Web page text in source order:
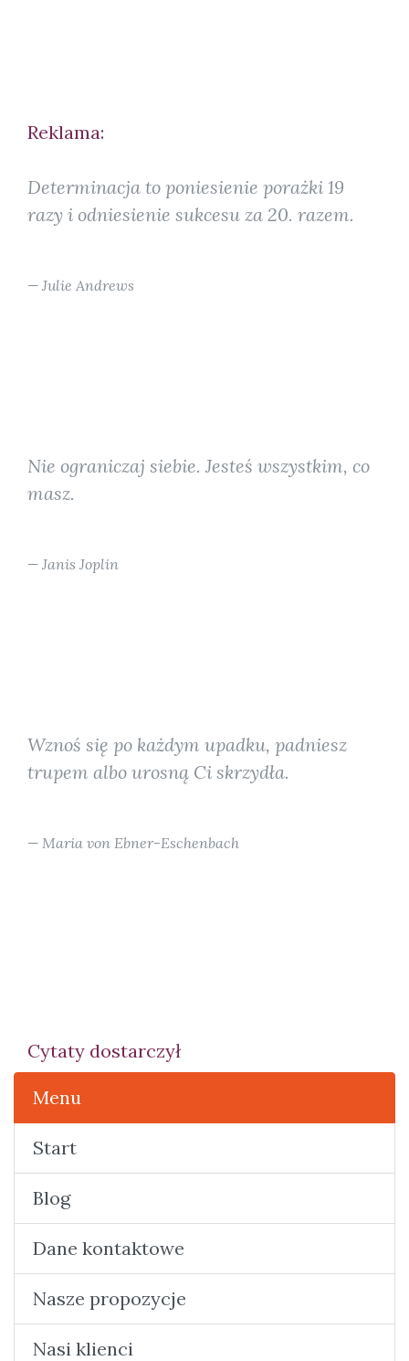
Reklama:
Determinacja to poniesienie porażki 19
razy i odniesienie sukcesu za 20. razem.
Julie Andrews
Nie ograniczaj siebie. Jesteś wszystkim, co
masz.
Janis Joplin
Wznoś się po każdym upadku, padniesz
trupem albo urosną Ci skrzydła.
Maria von Ebner-Eschenbach
Cytaty dostarczył
Menu
Start
Blog
Dane kontaktowe
Nasze propozycje
Nasi klienci